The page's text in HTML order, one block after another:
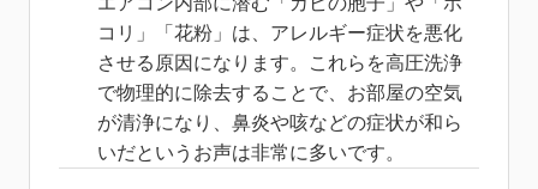
コリ」「花粉」は、アレルギー症状を悪化
させる原因になります。これらを高圧洗浄
で物理的に除去することで、お部屋の空気
が清浄になり、鼻炎や咳などの症状が和ら
いだというお声は非常に多いです。